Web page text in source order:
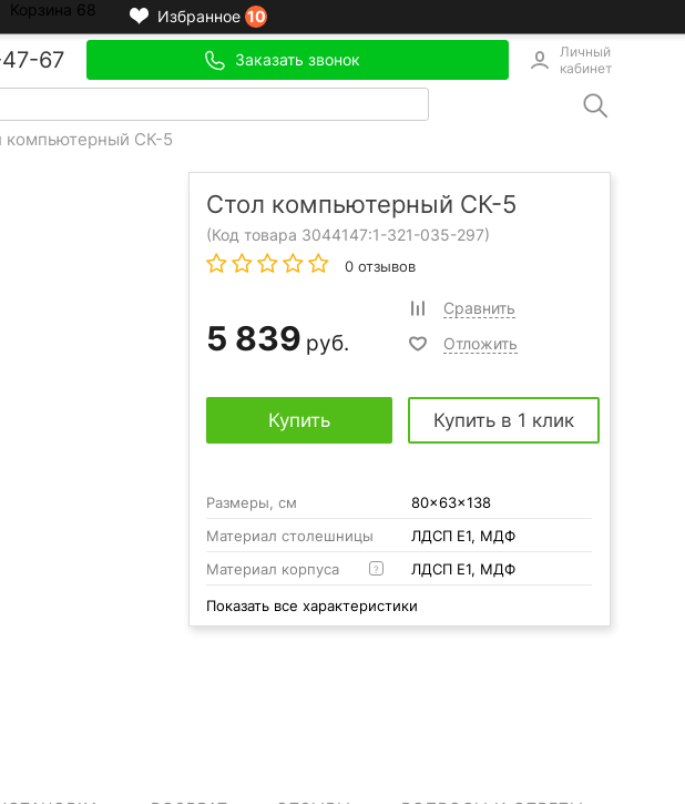
Избранное 10
Корзина 68
67 Заказать звонок
Личный
кабинет
компьютерный СК-5
Стол компьютерный СК-5
(Код товара 3044147:1-321-035-297)
0 отзывов
5 839 руб.
Сравнить
Отложить
Купить Купить в 1 клик
Размеры, см
80x63x138
Материал столешницы
ЛДСП Е1, МДФ
Материал корпуса
? ЛДСП Е1, МДФ
Показать все характеристики